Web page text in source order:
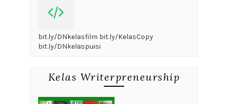
bit.ly/DNkelasfilm bit.ly/KelasCopy
bit.ly/DNkelaspuisi
Kelas Writerpreneurship